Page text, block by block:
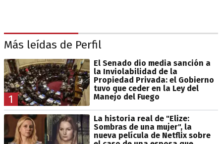
Más leídas de Perfil
1
El Senado dio media sanción a
la Inviolabilidad de la
Propiedad Privada: el Gobierno
tuvo que ceder en la Ley del
Manejo del Fuego
La historia real de "Elize:
Sombras de una mujer", la
nueva película de Netflix sobre